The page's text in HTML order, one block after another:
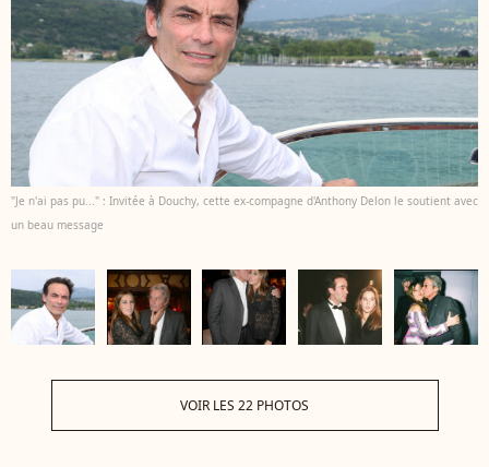
"Je n'ai pas pu..." : Invitée à Douchy, cette ex-compagne d'Anthony Delon le soutient avec
un beau message
VOIR LES 22 PHOTOS